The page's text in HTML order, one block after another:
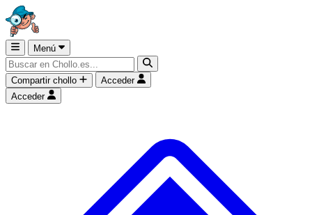
Menú
Compartir chollo
Acceder
Acceder